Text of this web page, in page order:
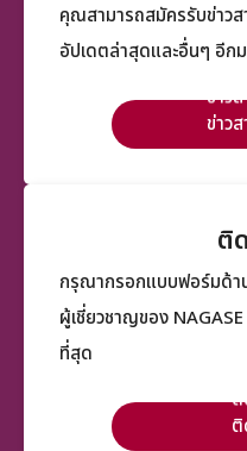
คุณสามารถสมัครรับข่าวส
อัปเดตล่าสุดและอื่นๆ อีก
ข่าว
ข่าว
ติ
กรุณากรอกแบบฟอร์มด้า
ผู้เชี่ยวชาญของ
ที่สุด
ติ
ติ